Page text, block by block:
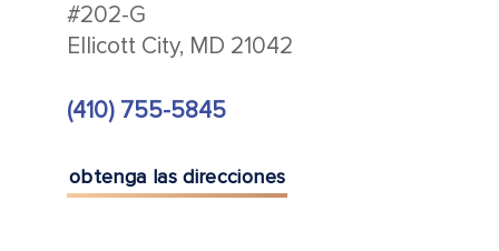
#202-G
Ellicott City, MD 21042
(410) 755-5845
obtenga las direcciones